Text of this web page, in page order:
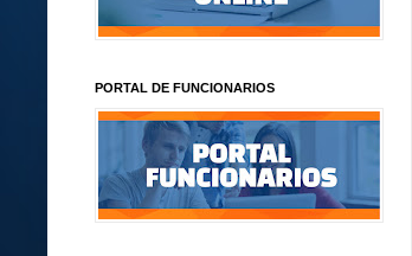
PORTAL DE FUNCIONARIOS